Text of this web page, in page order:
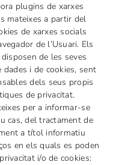
plugins de xarxes
mateixes a partir del
de xarxes socials
de l’Usuari. Els
de les seves
i de cookies, sent
dels seus propis
de privacitat.
per a informar-se
cas, del tractament de
a títol informatiu
en els quals es poden
i/o de cookies: